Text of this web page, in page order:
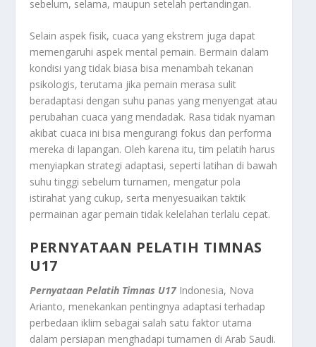
sebelum, selama, maupun setelah pertandingan.
Selain aspek fisik, cuaca yang ekstrem juga dapat
memengaruhi aspek mental pemain. Bermain dalam
kondisi yang tidak biasa bisa menambah tekanan
psikologis, terutama jika pemain merasa sulit
beradaptasi dengan suhu panas yang menyengat atau
perubahan cuaca yang mendadak. Rasa tidak nyaman
akibat cuaca ini bisa mengurangi fokus dan performa
mereka di lapangan. Oleh karena itu, tim pelatih harus
menyiapkan strategi adaptasi, seperti latihan di bawah
suhu tinggi sebelum turnamen, mengatur pola
istirahat yang cukup, serta menyesuaikan taktik
permainan agar pemain tidak kelelahan terlalu cepat.
PERNYATAAN PELATIH TIMNAS
U17
Pernyataan Pelatih Timnas U17Indonesia, Nova
Arianto, menekankan pentingnya adaptasi terhadap
perbedaan iklim sebagai salah satu faktor utama
dalam persiapan menghadapi turnamen di Arab Saudi.